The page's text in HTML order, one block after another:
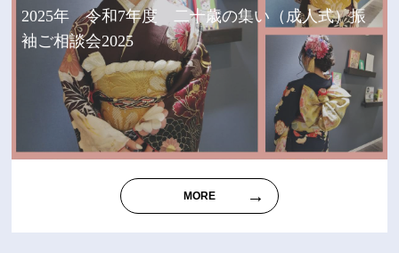
2025年 令和7年度 二十歳の集い（成人式）振
袖ご相談会2025
MORE